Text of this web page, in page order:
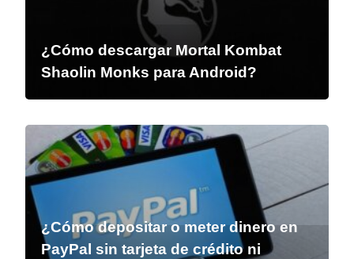
¿Cómo descargar Mortal Kombat
Shaolin Monks para Android?
¿Cómo depositar o meter dinero en
PayPal sin tarjeta de crédito ni